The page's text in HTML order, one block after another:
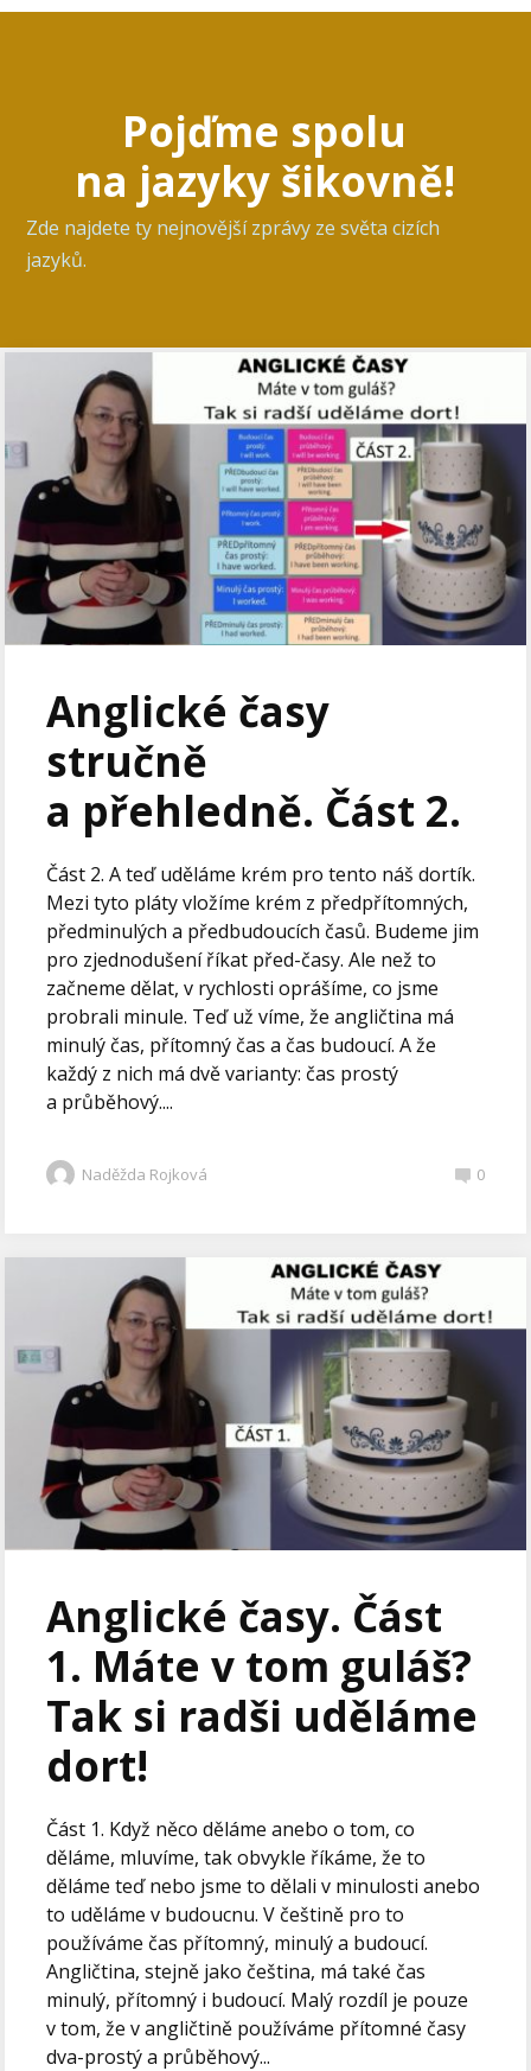
Pojďme spolu
na jazyky šikovně!
Zde najdete ty nejnovější zprávy ze světa cizích
jazyků.
Anglické časy
stručně
a přehledně. Část 2.
Část 2. A teď uděláme krém pro tento náš dortík.
Mezi tyto pláty vložíme krém z předpřítomných,
předminulých a předbudoucích časů. Budeme jim
pro zjednodušení říkat před-časy. Ale než to
začneme dělat, v rychlosti oprášíme, co jsme
probrali minule. Teď už víme, že angličtina má
minulý čas, přítomný čas a čas budoucí. A že
každý z nich má dvě varianty: čas prostý
a průběhový....
Naděžda Rojková 0
Anglické časy. Část
1. Máte v tom guláš?
Tak si radši uděláme
dort!
Část 1. Když něco děláme anebo o tom, co
děláme, mluvíme, tak obvykle říkáme, že to
děláme teď nebo jsme to dělali v minulosti anebo
to uděláme v budoucnu. V češtině pro to
používáme čas přítomný, minulý a budoucí.
Angličtina, stejně jako čeština, má také čas
minulý, přítomný i budoucí. Malý rozdíl je pouze
v tom, že v angličtině používáme přítomné časy
dva-prostý a průběhový...